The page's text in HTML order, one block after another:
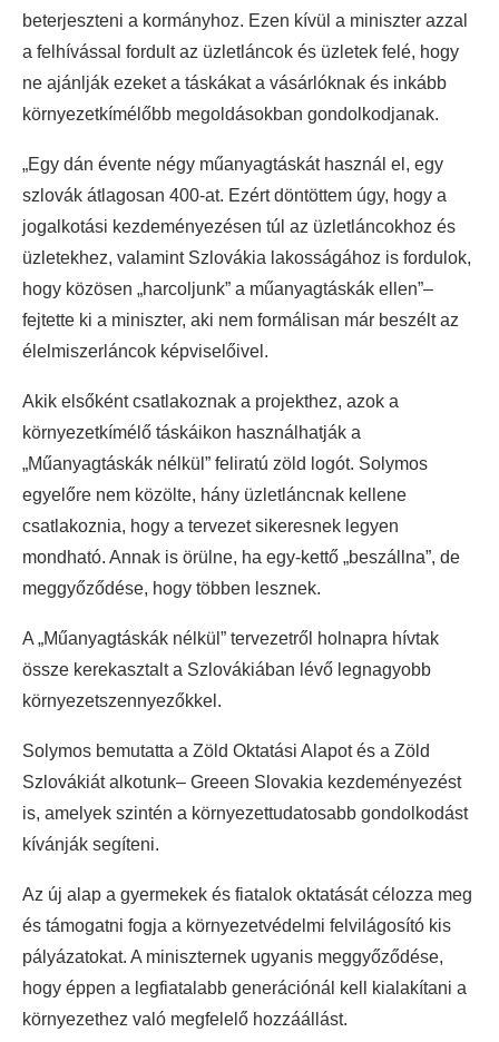
beterjeszteni a kormányhoz. Ezen kívül a miniszter azzal
a felhívással fordult az üzletláncok és üzletek felé, hogy
ne ajánlják ezeket a táskákat a vásárlóknak és inkább
környezetkímélőbb megoldásokban gondolkodjanak.
„Egy dán évente négy műanyagtáskát használ el, egy
szlovák átlagosan 400-at. Ezért döntöttem úgy, hogy a
jogalkotási kezdeményezésen túl az üzletláncokhoz és
üzletekhez, valamint Szlovákia lakosságához is fordulok,
hogy közösen „harcoljunk” a műanyagtáskák ellen”–
fejtette ki a miniszter, aki nem formálisan már beszélt az
élelmiszerláncok képviselőivel.
Akik elsőként csatlakoznak a projekthez, azok a
környezetkímélő táskáikon használhatják a
„Műanyagtáskák nélkül” feliratú zöld logót. Solymos
egyelőre nem közölte, hány üzletláncnak kellene
csatlakoznia, hogy a tervezet sikeresnek legyen
mondható. Annak is örülne, ha egy-kettő „beszállna”, de
meggyőződése, hogy többen lesznek.
A „Műanyagtáskák nélkül” tervezetről holnapra hívtak
össze kerekasztalt a Szlovákiában lévő legnagyobb
környezetszennyezőkkel.
Solymos bemutatta a Zöld Oktatási Alapot és a Zöld
Szlovákiát alkotunk– Greeen Slovakia kezdeményezést
is, amelyek szintén a környezettudatosabb gondolkodást
kívánják segíteni.
Az új alap a gyermekek és fiatalok oktatását célozza meg
és támogatni fogja a környezetvédelmi felvilágosító kis
pályázatokat. A miniszternek ugyanis meggyőződése,
hogy éppen a legfiatalabb generációnál kell kialakítani a
környezethez való megfelelő hozzáállást.